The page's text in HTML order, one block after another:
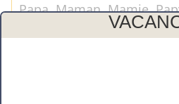
Papa, Maman, Mamie,
Redécouvrez toute